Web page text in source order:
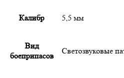
Калибр 5,5 мм
Вид
боеприпасов
Светозвуковые